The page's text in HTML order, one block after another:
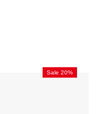
Sale 20%